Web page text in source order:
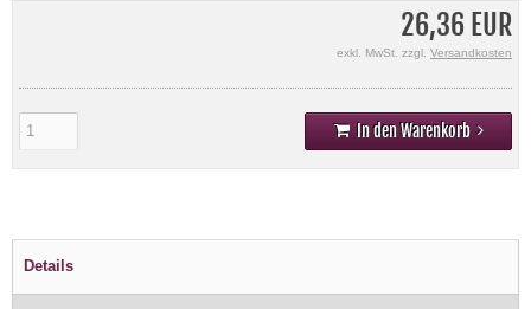
26,36 EUR
exkl. MwSt. zzgl. Versandkosten
In den Warenkorb
Details